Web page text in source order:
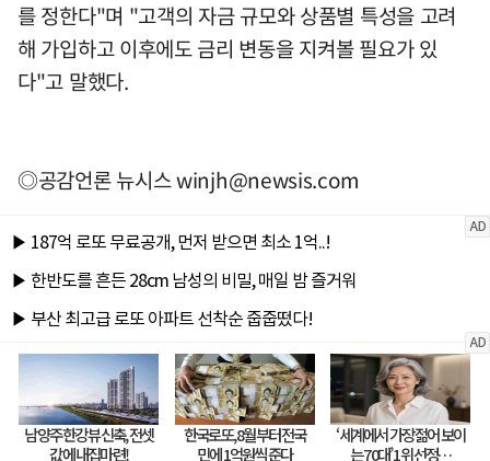
를 정한다"며 "고객의 자금 규모와 상품별 특성을 고려
해 가입하고 이후에도 금리 변동을 지켜볼 필요가 있
다"고 말했다.
◎공감언론 뉴시스winjh@newsis.com